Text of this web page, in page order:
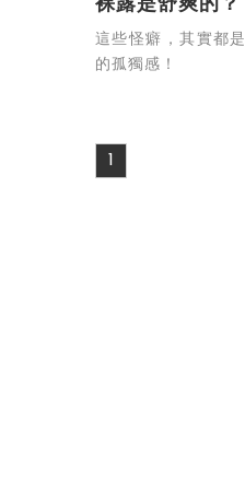
裸露是舒爽的？
這些怪癖，其實都
的孤獨感！
1